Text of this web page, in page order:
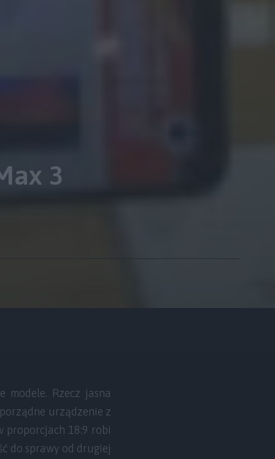
3
Rzecz jasna
urządzenie z
proporcjach 18:9 robi
do sprawy od drugiej